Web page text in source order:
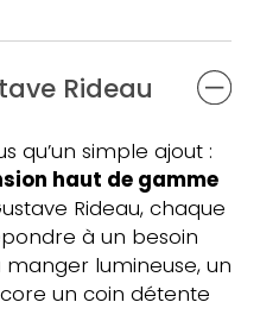
Rideau
qu’un simple ajout :
haut de gamme
Rideau, chaque
à un besoin
lumineuse, un
un coin détente